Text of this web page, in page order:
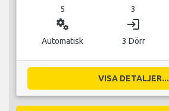
5 3
miscellaneous_services
Automatisk
login
3 Dörr
VISA DETALJER...